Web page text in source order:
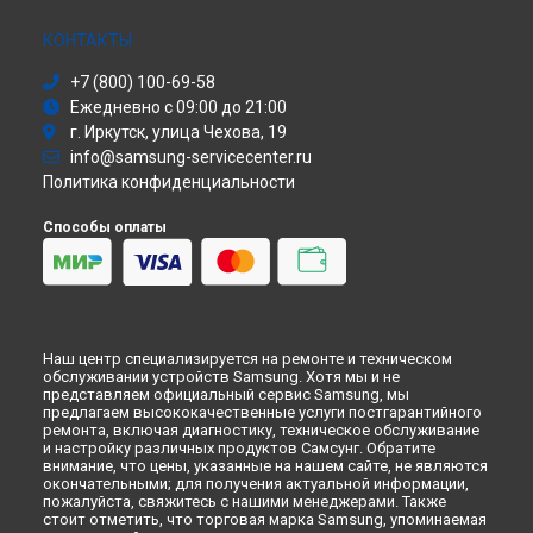
Ремонт планшета Galaxy Tab S7 FE Samsung в
Ремонт планшета Galaxy Tab S7 FE Samsung в
Петербурге
Моноблок
Атс
Смарт-часы
Варочная панель
Посудомоечная машина
Морозильная камера
Кондиционер
Духовой шкаф
Вытяжка
КОНТАКТЫ
+7 (800) 100-69-58
Ежедневно с 09:00 до 21:00
г. Иркутск, улица Чехова, 19
info@samsung-servicecenter.ru
Политика конфиденциальности
Способы оплаты
Наш центр специализируется на ремонте и техническом
обслуживании устройств Samsung. Хотя мы и не
представляем официальный сервис Samsung, мы
предлагаем высококачественные услуги постгарантийного
ремонта, включая диагностику, техническое обслуживание
и настройку различных продуктов Самсунг. Обратите
внимание, что цены, указанные на нашем сайте, не являются
окончательными; для получения актуальной информации,
пожалуйста, свяжитесь с нашими менеджерами. Также
стоит отметить, что торговая марка Samsung, упоминаемая